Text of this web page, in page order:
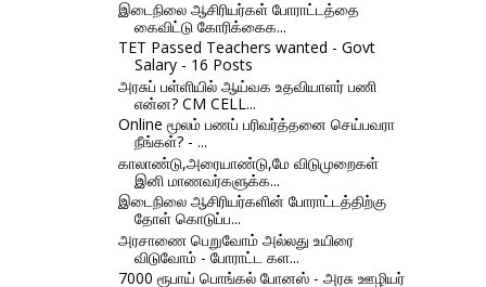
இடைநிலை ஆசிரியர்கள் போராட்டத்தை
கைவிட்டு கோரிக்கைக...
TET Passed Teachers wanted - Govt
Salary - 16 Posts
அரசுப் பள்ளியில் ஆய்வக உதவியாளர் பணி
என்ன? CM CELL...
Online மூலம் பணப் பரிவர்த்தனை செய்பவரா
நீங்கள்? - ...
காலாண்டு,அரையாண்டு,மே விடுமுறைகள்
இனி மாணவர்களுக்க...
இடைநிலை ஆசிரியர்களின் போராட்டத்திற்கு
தோள் கொடுப்ப...
அரசாணை பெறுவோம் அல்லது உயிரை
விடுவோம் - போராட்ட கள...
7000 ரூபாய் பொங்கல் போனஸ் - அரசு ஊழியர்